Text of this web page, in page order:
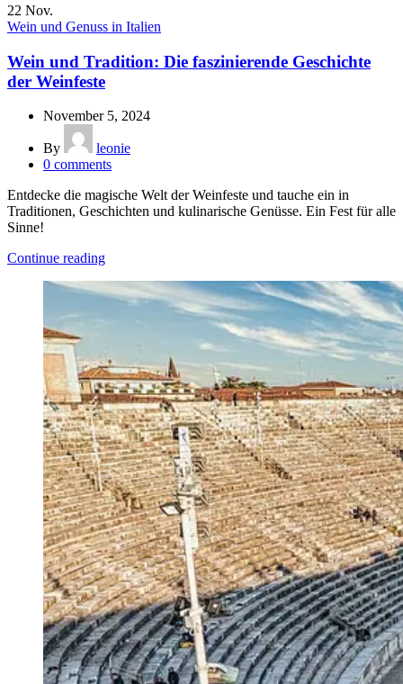
22 Nov.
Wein und Genuss in Italien
Wein und Tradition: Die faszinierende Geschichte
der Weinfeste
November 5, 2024
By
leonie
0 comments
Entdecke die magische Welt der Weinfeste und tauche ein in
Traditionen, Geschichten und kulinarische Genüsse. Ein Fest für alle
Sinne!
Continue reading